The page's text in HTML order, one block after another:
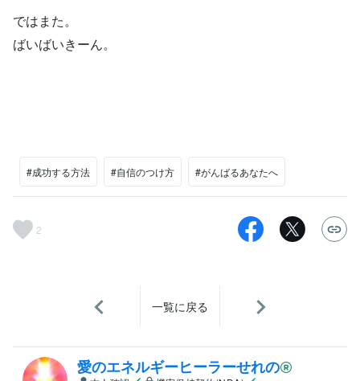
ではまた。
ばいばいきーん。
#成功する方法 #自信のつけ方 #がんばるあなたへ
2
一覧に戻る
愛のエネルギーヒーラーせれの